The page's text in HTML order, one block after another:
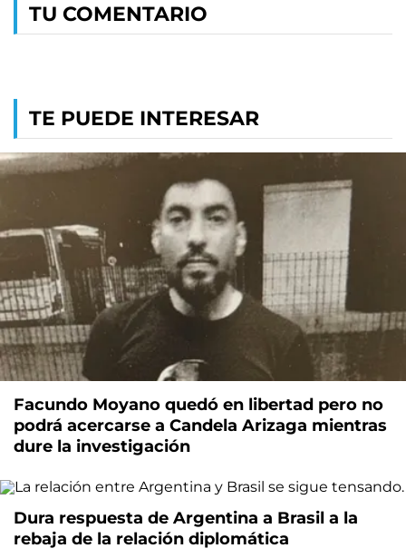
TU COMENTARIO
TE PUEDE INTERESAR
Facundo Moyano quedó en libertad pero no
podrá acercarse a Candela Arizaga mientras
dure la investigación
Dura respuesta de Argentina a Brasil a la
rebaja de la relación diplomática